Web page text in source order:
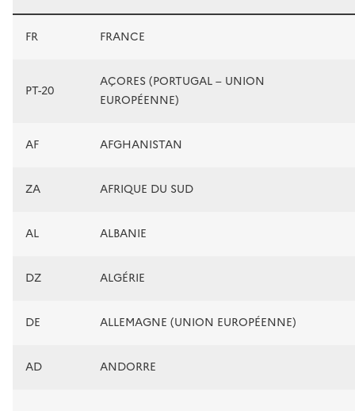
Liste des pays
FR FRANCE
PT-20
AÇORES (PORTUGAL – UNION
EUROPÉENNE)
AF AFGHANISTAN
ZA AFRIQUE DU SUD
AL ALBANIE
DZ ALGÉRIE
DE ALLEMAGNE (UNION EUROPÉENNE)
AD ANDORRE